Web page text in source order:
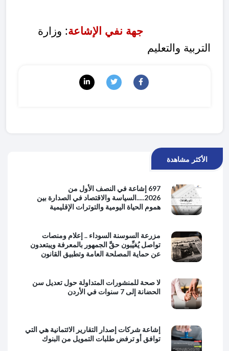
جهة نفي الإشاعة: وزارة
التربية والتعليم
الأكثر مشاهدة
697 إشاعة في النصف الأول من
2026.....السياسة والاقتصاد في الصدارة بين
هموم الحياة اليومية والتوترات الإقليمية
مزرعة السوسنة السوداء .. إعلام ومنصات
تواصل يُغيِّبون حقَّ الجمهور بالمعرفة ويبتعدون
عن حماية المصلحة العامة وتطبيق القانون
لا صحة للمنشورات المتداولة حول تعديل سن
الحضانة إلى 7 سنوات في الأردن
إشاعة شركات إصدار التقارير الائتمانية هي التي
توافق أو ترفض طلبات التمويل من البنوك